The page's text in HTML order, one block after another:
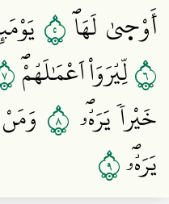
أَوْح۪يٰ لَهَاۖ٥
٦لِّيُرَوَاْ اَعْمَٰلَهُمْۖ
خَيْراٗ يَرَهُۥۖ ٨
يَرَهُۥۖ٩